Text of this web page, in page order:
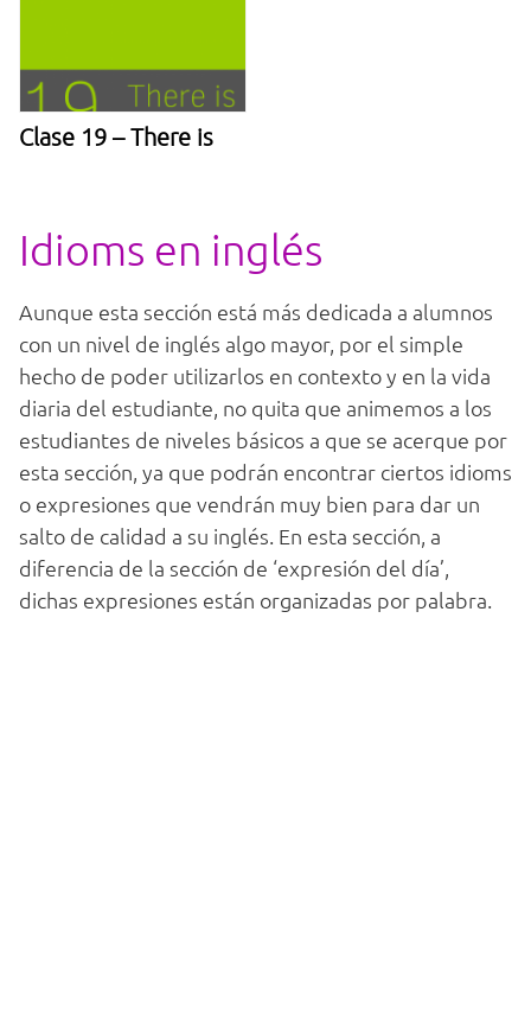
Clase 19 – There is
Idioms en inglés
Aunque esta sección está más dedicada a alumnos
con un nivel de inglés algo mayor, por el simple
hecho de poder utilizarlos en contexto y en la vida
diaria del estudiante, no quita que animemos a los
estudiantes de niveles básicos a que se acerque por
esta sección, ya que podrán encontrar ciertos idioms
o expresiones que vendrán muy bien para dar un
salto de calidad a su inglés. En esta sección, a
diferencia de la sección de ‘expresión del día’,
dichas expresiones están organizadas por palabra.